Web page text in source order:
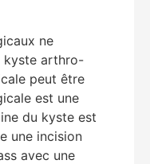
ne
kyste arthro-
peut être
est une
du kyste est
une incision
avec une